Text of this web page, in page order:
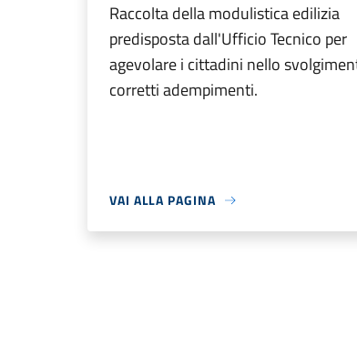
Raccolta della modulistica edilizia
predisposta dall'Ufficio Tecnico per
agevolare i cittadini nello
corretti adempimenti.
VAI ALLA PAGINA